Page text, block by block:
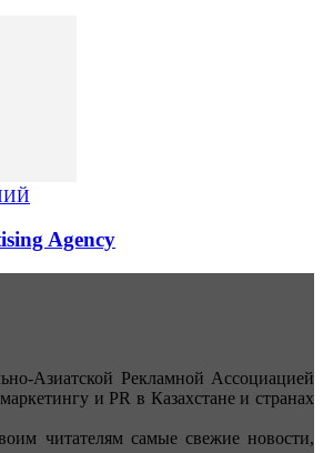
Agency
Азиатской Рекламной Ассоциацией
и PR в Казахстане и странах
читателям самые свежие новости,